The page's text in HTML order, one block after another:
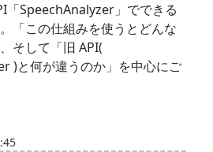
「SpeechAnalyzer」でできる
「この仕組みを使うとどんな
そして「旧 API(
)と何が違うのか」を中心にご